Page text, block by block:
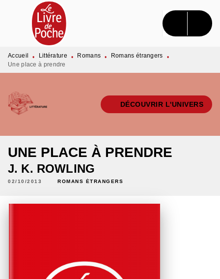
MENU RECHERCHE CONTENU
PIED DE PAGE
Accueil • Littérature • Romans • Romans étrangers
•
Une place à prendre
DÉCOUVRIR L'UNIVERS
UNE PLACE À PRENDRE
J. K. ROWLING
02/10/2013 ROMANS ÉTRANGERS